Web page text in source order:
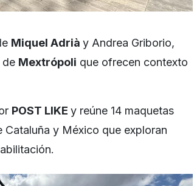
Miquel Adrià y Andrea Griborio,
de Mextrópoli que ofrecen contexto
POST LIKE y reúne 14 maquetas
y México que exploran